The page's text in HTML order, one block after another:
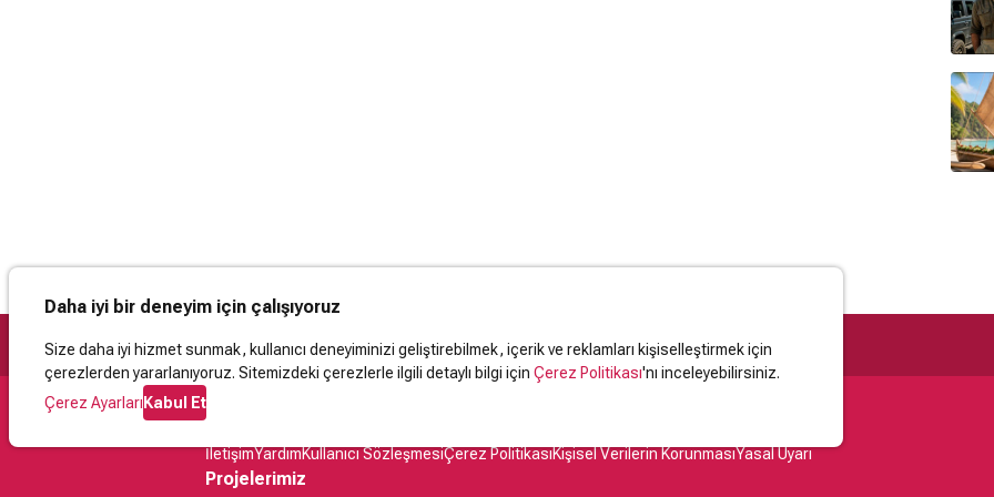
Daha iyi bir deneyim için çalışıyoruz
Size daha iyi hizmet sunmak, kullanıcı deneyiminizi geliştirebilmek, içerik ve reklamları kişiselleştirmek için
çerezlerden yararlanıyoruz. Sitemizdeki çerezlerle ilgili detaylı bilgi için Çerez Politikası'nı inceleyebilirsiniz.
Çerez AyarlarıKabul Et
Destek
İletişimYardımKullanıcı SözleşmesiÇerez PolitikasıKişisel Verilerin KorunmasıYasal Uyarı
Projelerimiz